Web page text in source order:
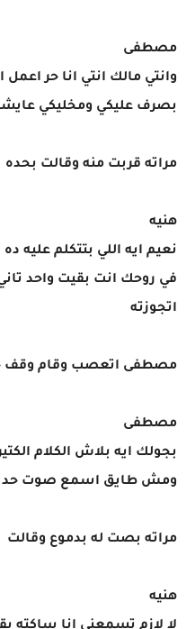
مصطفى
وانتي مالك انتي انا حر اعمل
بصرف عليكي ومخليكي
مراته قربت منه وقالت بحده
هنيه
نعيم ايه اللي بتتكلم
في روحك انت بقيت واحد
اتجوزته
مصطفى اتعصب وقام وقف
مصطفى
بجولك ايه بلاش الكلام
ومش طايق اسمع صوت حد
مراته بصت له بدموع وقالت
هنيه